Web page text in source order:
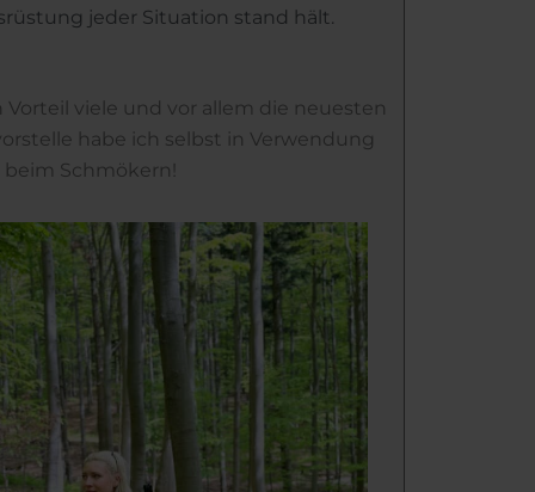
jeder Situation stand hält.
viele und vor allem die neuesten
habe ich selbst in Verwendung
Schmökern!